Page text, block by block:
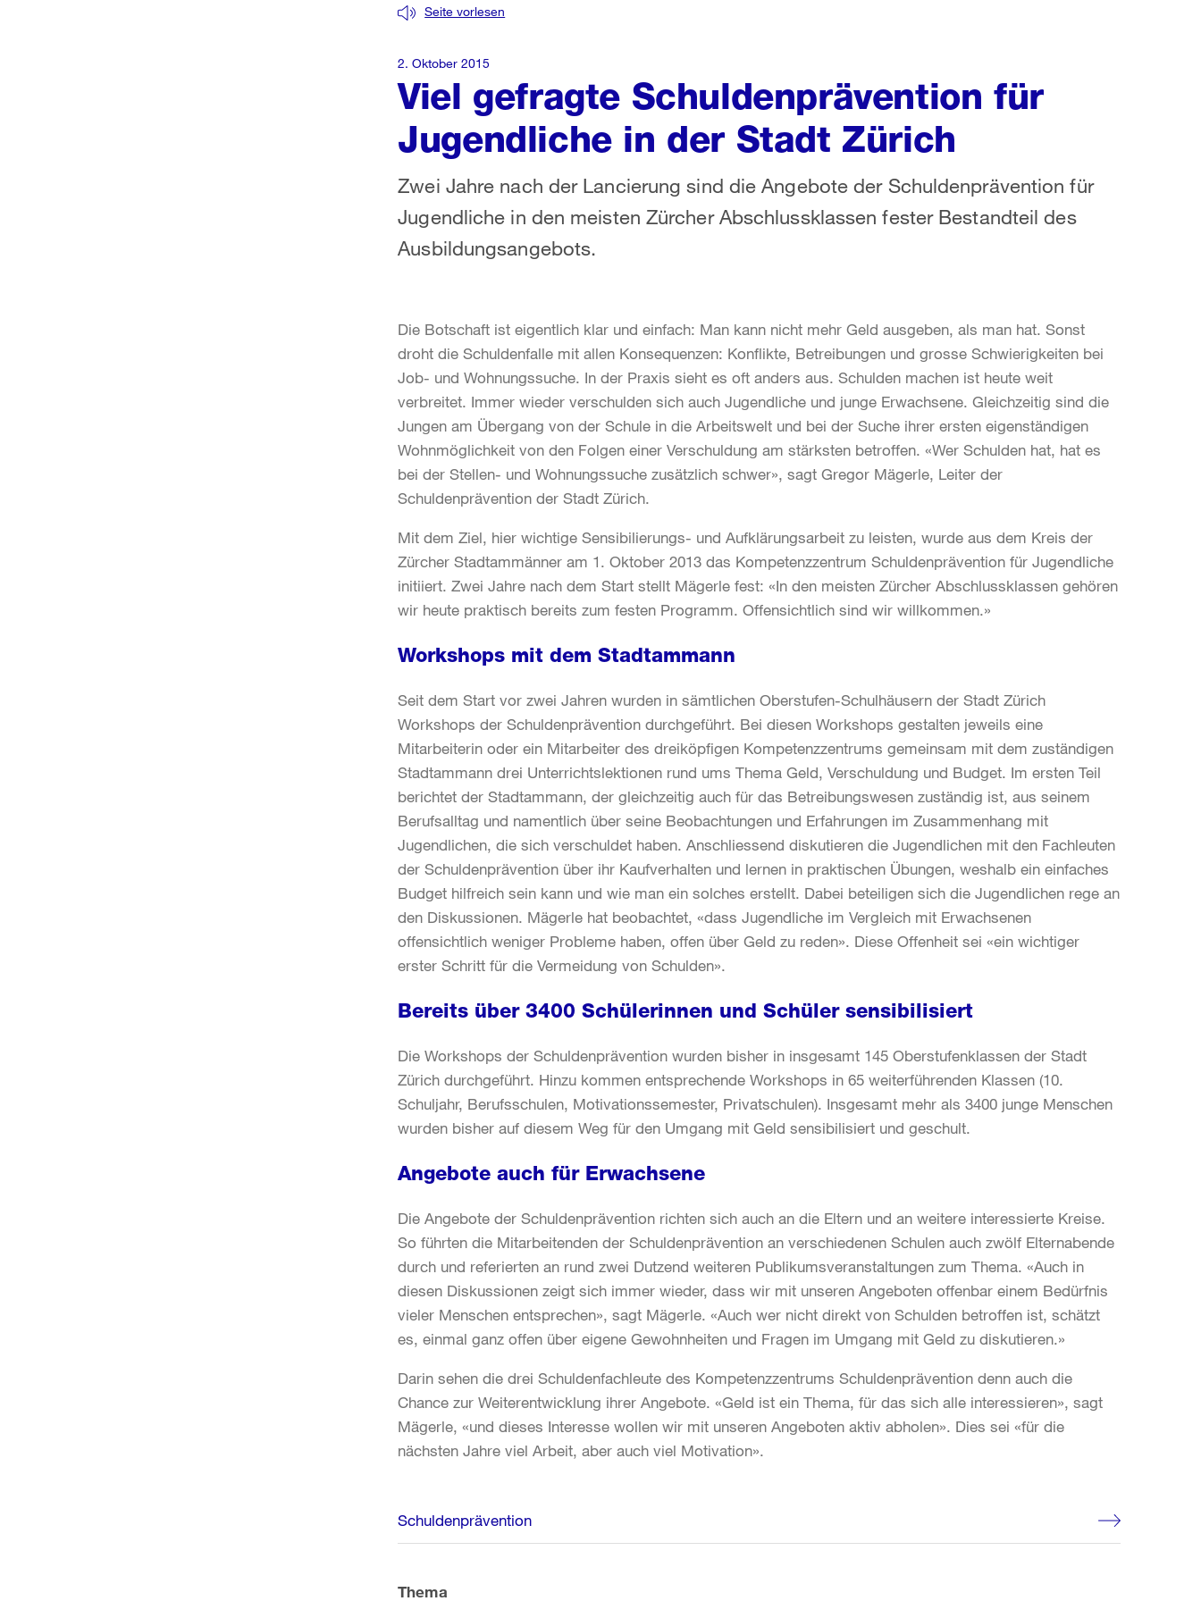
Viel gefragte Schuldenprävention für
Jugendliche in der Stadt Zürich
Seite vorlesen
Zwei Jahre nach der Lancierung sind die Angebote der Schuldenprävention für
Jugendliche in den meisten Zürcher Abschlussklassen fester Bestandteil des
Ausbildungsangebots.
2. Oktober 2015
Die Botschaft ist eigentlich klar und einfach: Man kann nicht mehr Geld ausgeben, als man hat. Sonst
droht die Schuldenfalle mit allen Konsequenzen: Konflikte, Betreibungen und grosse Schwierigkeiten bei
Job- und Wohnungssuche. In der Praxis sieht es oft anders aus. Schulden machen ist heute weit
verbreitet. Immer wieder verschulden sich auch Jugendliche und junge Erwachsene. Gleichzeitig sind die
Jungen am Übergang von der Schule in die Arbeitswelt und bei der Suche ihrer ersten eigenständigen
Wohnmöglichkeit von den Folgen einer Verschuldung am stärksten betroffen. «Wer Schulden hat, hat es
bei der Stellen- und Wohnungssuche zusätzlich schwer», sagt Gregor Mägerle, Leiter der
Schuldenprävention der Stadt Zürich.
Mit dem Ziel, hier wichtige Sensibilierungs- und Aufklärungsarbeit zu leisten, wurde aus dem Kreis der
Zürcher Stadtammänner am 1. Oktober 2013 das Kompetenzzentrum Schuldenprävention für Jugendliche
initiiert. Zwei Jahre nach dem Start stellt Mägerle fest: «In den meisten Zürcher Abschlussklassen gehören
wir heute praktisch bereits zum festen Programm. Offensichtlich sind wir willkommen.»
Workshops mit dem Stadtammann
Seit dem Start vor zwei Jahren wurden in sämtlichen Oberstufen-Schulhäusern der Stadt Zürich
Workshops der Schuldenprävention durchgeführt. Bei diesen Workshops gestalten jeweils eine
Mitarbeiterin oder ein Mitarbeiter des dreiköpfigen Kompetenzzentrums gemeinsam mit dem zuständigen
Stadtammann drei Unterrichtslektionen rund ums Thema Geld, Verschuldung und Budget. Im ersten Teil
berichtet der Stadtammann, der gleichzeitig auch für das Betreibungswesen zuständig ist, aus seinem
Berufsalltag und namentlich über seine Beobachtungen und Erfahrungen im Zusammenhang mit
Jugendlichen, die sich verschuldet haben. Anschliessend diskutieren die Jugendlichen mit den Fachleuten
der Schuldenprävention über ihr Kaufverhalten und lernen in praktischen Übungen, weshalb ein einfaches
Budget hilfreich sein kann und wie man ein solches erstellt. Dabei beteiligen sich die Jugendlichen rege an
den Diskussionen. Mägerle hat beobachtet, «dass Jugendliche im Vergleich mit Erwachsenen
offensichtlich weniger Probleme haben, offen über Geld zu reden». Diese Offenheit sei «ein wichtiger
erster Schritt für die Vermeidung von Schulden».
Bereits über 3400 Schülerinnen und Schüler sensibilisiert
Die Workshops der Schuldenprävention wurden bisher in insgesamt 145 Oberstufenklassen der Stadt
Zürich durchgeführt. Hinzu kommen entsprechende Workshops in 65 weiterführenden Klassen (10.
Schuljahr, Berufsschulen, Motivationssemester, Privatschulen). Insgesamt mehr als 3400 junge Menschen
wurden bisher auf diesem Weg für den Umgang mit Geld sensibilisiert und geschult.
Angebote auch für Erwachsene
Die Angebote der Schuldenprävention richten sich auch an die Eltern und an weitere interessierte Kreise.
So führten die Mitarbeitenden der Schuldenprävention an verschiedenen Schulen auch zwölf Elternabende
durch und referierten an rund zwei Dutzend weiteren Publikumsveranstaltungen zum Thema. «Auch in
diesen Diskussionen zeigt sich immer wieder, dass wir mit unseren Angeboten offenbar einem Bedürfnis
vieler Menschen entsprechen», sagt Mägerle. «Auch wer nicht direkt von Schulden betroffen ist, schätzt
es, einmal ganz offen über eigene Gewohnheiten und Fragen im Umgang mit Geld zu diskutieren.»
Darin sehen die drei Schuldenfachleute des Kompetenzzentrums Schuldenprävention denn auch die
Chance zur Weiterentwicklung ihrer Angebote. «Geld ist ein Thema, für das sich alle interessieren», sagt
Mägerle, «und dieses Interesse wollen wir mit unseren Angeboten aktiv abholen». Dies sei «für die
nächsten Jahre viel Arbeit, aber auch viel Motivation».
Weitere
Informationen
Schuldenprävention
Thema